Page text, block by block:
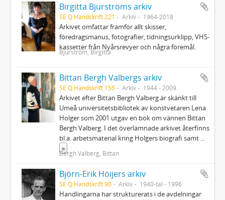
Birgitta Bjurströms arkiv
SE Q Handskrift 221 Arkiv 1964-2018
Arkivet omfattar framför allt skisser,
föredragsmanus, fotografier, tidningsurklipp, VHS-
kassetter från Nyårsrevyer och några föremål.
Bjurström, Birgitta
Bittan Bergh Valbergs arkiv
SE Q Handskrift 155 Arkiv 1944 - 2009
Arkivet efter Bittan Bergh Valberg är skänkt till
Umeå universitetsbibliotek av konstvetaren Lena
Holger som 2001 utgav en bok om vännen Bittan
Bergh Valberg. I det överlämnade arkivet återfinns
bl.a. arbetsmaterial kring Holgers biografi samt
»
Bergh Valberg, Bittan
Björn-Erik Höijers arkiv
SE Q Handskrift 90 Arkiv 1940-tal - 1996
Handlingarna har strukturerats i de avdelningar